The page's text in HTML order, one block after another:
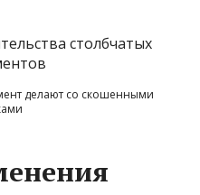
делают со скошенными